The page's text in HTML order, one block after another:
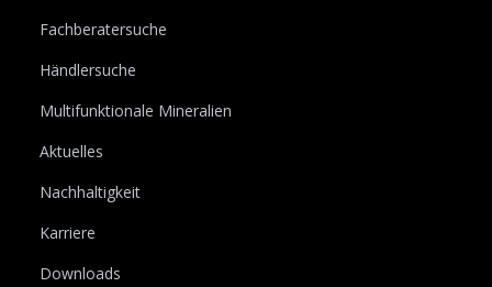
Fachberatersuche
Händlersuche
Multifunktionale Mineralien
Aktuelles
Nachhaltigkeit
Karriere
Downloads